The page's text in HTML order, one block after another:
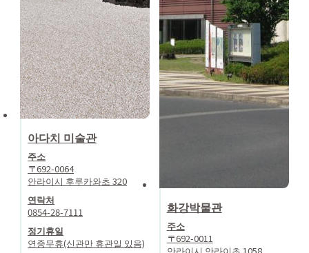
아다치 미술관
주소
〒692-0064
안라이시 후루카와초 320
연락처
0854-28-7111
정기휴일
연중무휴(신관만 휴관일 있음)
화강박물관
주소
〒692-0011
안라이시 안라이초 1058